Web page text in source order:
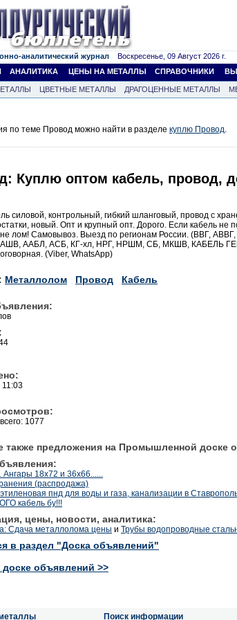
аналитический журнал Воскресенье, 09 Август 2026 г.
АНАЛИТИКА ЦЕНЫ НА МЕТАЛЛЫ СПРАВОЧНИКИ
ЦВЕТНЫЕ МЕТАЛЛЫ ДРАГОЦЕННЫЕ МЕТАЛЛЫ
по теме Провод можно найти в разделе куплю Провод.
Куплю оптом кабель, провод,
силовой, контрольный, гибкий шланговый, провод с
новый. Опт и крупный опт. Дорого. Если кабель не
лом! Самовывоз. Выезд по регионам России. (ВВГ,
ААБЛ, АСБ, КГ-хл, НРГ, НРШМ, СБ, МКШВ, КАБЕЛЬ
(Viber, WhatsApp)
Металлолом Провод Кабель
11:03
1077
также предложения на Промышленной доске
18х72 и 36х66......
(распродажа)
пнд для воды и газа, канализации в
кабель бу!!!
цены, новости, аналитика:
Сдача металлолома цены и Трубы водопроводные
в раздел "Доска объявлений"
доске объявлений >>
Поиск информации